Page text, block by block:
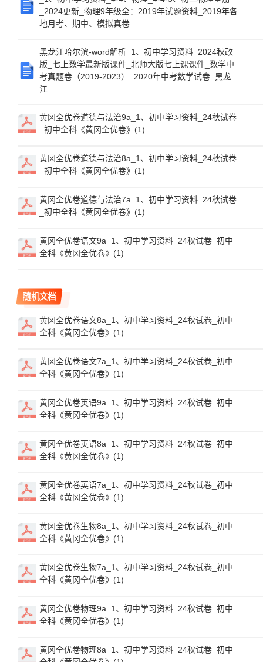
_2024更新_物理9年级全：2019年试题资料_2019年各
地月考、期中、模拟真卷
黑龙江哈尔滨-word解析_1、初中学习资料_2024秋改
版_七上数学最新版课件_北师大版七上课课件_数学中
考真题卷（2019-2023）_2020年中考数学试卷_黑龙
江
黄冈全优卷道德与法治9a_1、初中学习资料_24秋试卷
_初中全科《黄冈全优卷》(1)
黄冈全优卷道德与法治8a_1、初中学习资料_24秋试卷
_初中全科《黄冈全优卷》(1)
黄冈全优卷道德与法治7a_1、初中学习资料_24秋试卷
_初中全科《黄冈全优卷》(1)
黄冈全优卷语文9a_1、初中学习资料_24秋试卷_初中
全科《黄冈全优卷》(1)
随机文档
黄冈全优卷语文8a_1、初中学习资料_24秋试卷_初中
全科《黄冈全优卷》(1)
黄冈全优卷语文7a_1、初中学习资料_24秋试卷_初中
全科《黄冈全优卷》(1)
黄冈全优卷英语9a_1、初中学习资料_24秋试卷_初中
全科《黄冈全优卷》(1)
黄冈全优卷英语8a_1、初中学习资料_24秋试卷_初中
全科《黄冈全优卷》(1)
黄冈全优卷英语7a_1、初中学习资料_24秋试卷_初中
全科《黄冈全优卷》(1)
黄冈全优卷生物8a_1、初中学习资料_24秋试卷_初中
全科《黄冈全优卷》(1)
黄冈全优卷生物7a_1、初中学习资料_24秋试卷_初中
全科《黄冈全优卷》(1)
黄冈全优卷物理9a_1、初中学习资料_24秋试卷_初中
全科《黄冈全优卷》(1)
黄冈全优卷物理8a_1、初中学习资料_24秋试卷_初中